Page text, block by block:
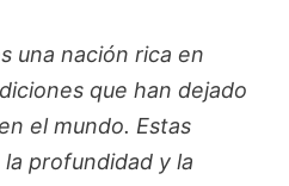
una nación rica en
que han dejado
el mundo. Estas
profundidad y la